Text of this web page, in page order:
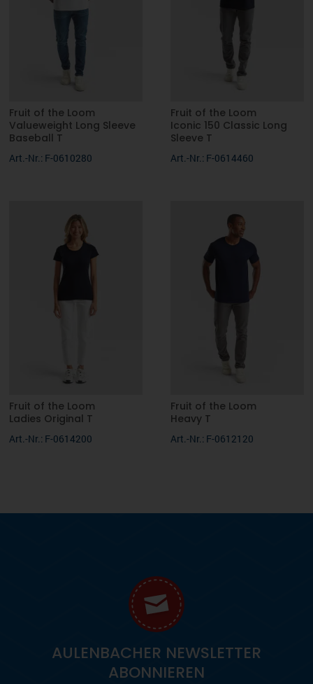
gewebtes Premium-Größenetikett im Nacken
160 g/m²
S, M, L, XL
Fruit of the Loom
Valueweight Long Sleeve
Baseball T
Art.-Nr.: F-0610280
Fruit of the Loom
Iconic 150 Classic Long
Sleeve T
Art.-Nr.: F-0614460
Fruit of the Loom
Ladies Original T
Art.-Nr.: F-0614200
Fruit of the Loom
Heavy T
Art.-Nr.: F-0612120
AULENBACHER NEWSLETTER
ABONNIEREN